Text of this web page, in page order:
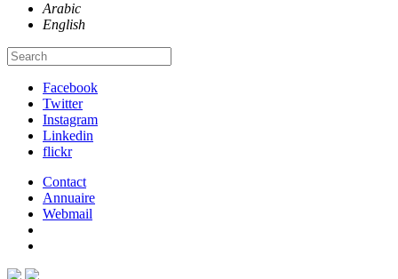
Arabic
English
Facebook
Twitter
Instagram
Linkedin
flickr
Contact
Annuaire
Webmail